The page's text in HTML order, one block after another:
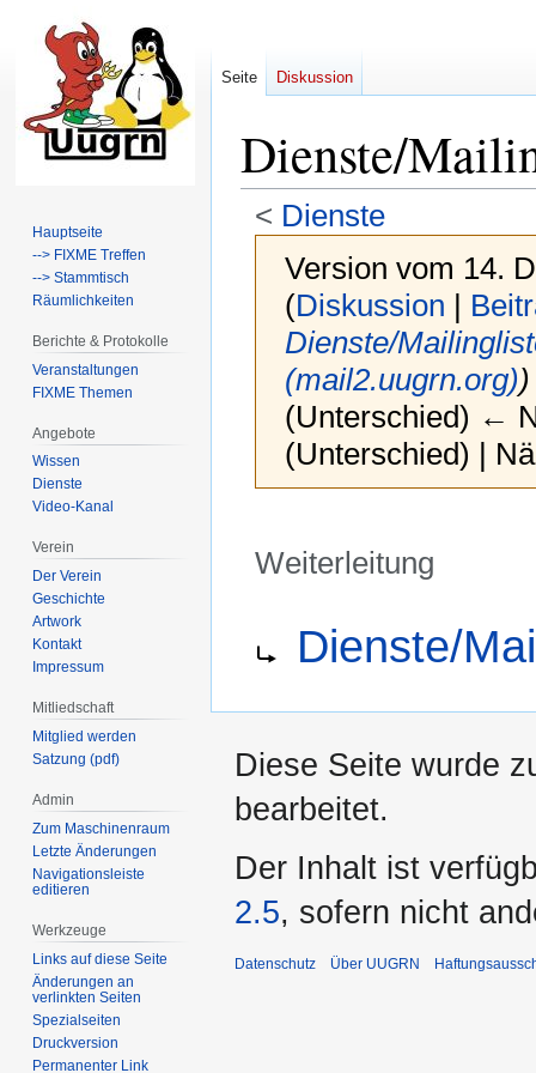
Dienste/
< Dienste
Version vom 14.
(Diskussion |
Dienste/
(mail2.uugrn.org))
(Unterschied) ←
(Unterschied) |
Weiterleitung
Navigation
springen
springenDienste/
Seite Diskussion
Hauptseite
--> FIXME Treffen
--> Stammtisch
Räumlichkeiten
Berichte & Protokolle
Veranstaltungen
FIXME Themen
Angebote
Wissen
Dienste
Video-Kanal
Verein
Der Verein
Geschichte
Artwork
Kontakt
Impressum
Mitliedschaft
Mitglied werden
Satzung (pdf)
Admin
Zum Maschinenraum
Letzte Änderungen
Navigationsleiste
editieren
Werkzeuge
Links auf diese Seite
Änderungen an
verlinkten Seiten
Spezialseiten
Druckversion
Permanenter Link
Diese Seite wurde
bearbeitet.
Der Inhalt ist
2.5, sofern nicht
Datenschutz Über UUGRN